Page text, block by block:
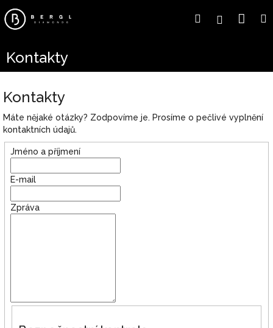
na
obsah
HledatPřihlášení
Kontakty
Kontakty
Máte nějaké otázky? Zodpovíme je. Prosíme o pečlivé vyplnění
kontaktních údajů.
Jméno a příjmení
E-mail
Zpráva